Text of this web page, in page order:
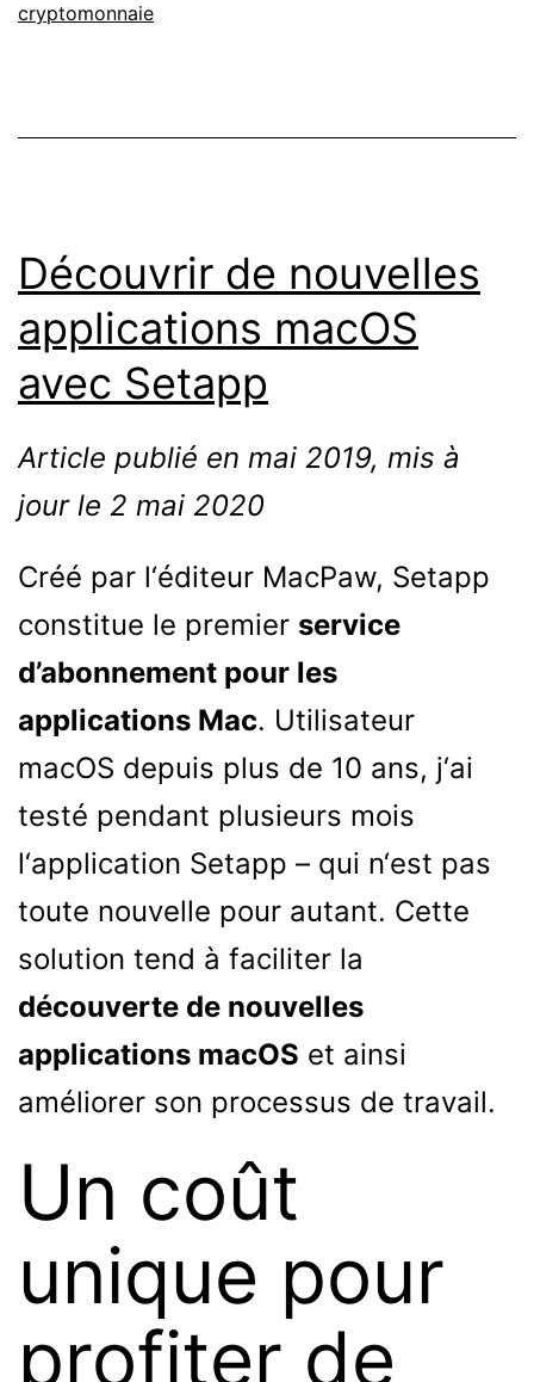
cryptomonnaie
Découvrir de nouvelles
applications macOS
avec Setapp
Article publié en mai 2019, mis à
jour le 2 mai 2020
Créé par l‘éditeur MacPaw, Setapp
constitue le premier service
d’abonnement pour les
applications Mac. Utilisateur
macOS depuis plus de 10 ans, j‘ai
testé pendant plusieurs mois
l‘application Setapp – qui n‘est pas
toute nouvelle pour autant. Cette
solution tend à faciliter la
découverte de nouvelles
applications macOS et ainsi
améliorer son processus de travail.
Un coût
unique pour
profiter de